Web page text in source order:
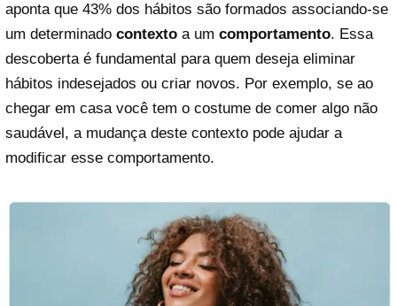
aponta que 43% dos hábitos são formados associando-se
um determinado contexto a um comportamento. Essa
descoberta é fundamental para quem deseja eliminar
hábitos indesejados ou criar novos. Por exemplo, se ao
chegar em casa você tem o costume de comer algo não
saudável, a mudança deste contexto pode ajudar a
modificar esse comportamento.